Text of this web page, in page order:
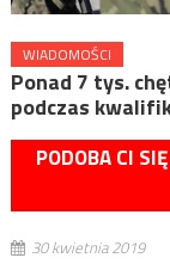
WIADOMOŚCI
Ponad 7 tys.
podczas
PODOBA CI
30 kwietnia 2019